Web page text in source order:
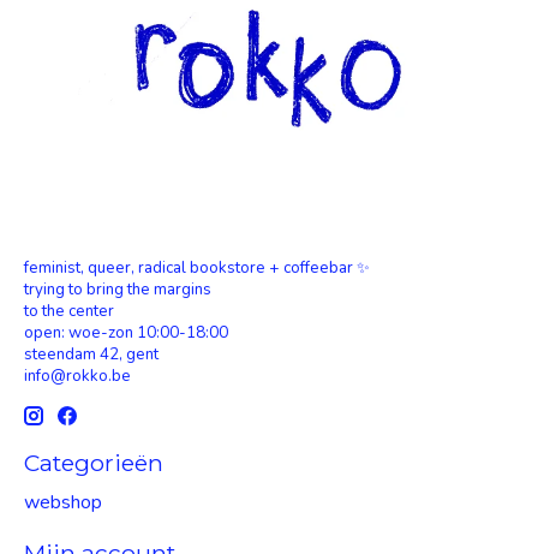
feminist, queer, radical bookstore + coffeebar ✨
trying to bring the margins
to the center
open: woe-zon 10:00-18:00
steendam 42, gent
info@rokko.be
Categorieën
webshop